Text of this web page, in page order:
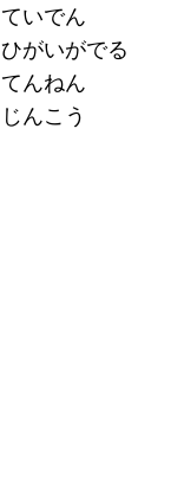
ていでん
ひがいがでる
てんねん
じんこう